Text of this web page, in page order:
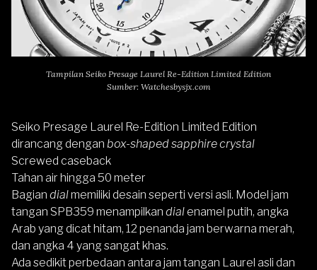
Tampilan Seiko Presage Laurel Re-Edition Limited Edition
Sumber: Watchesbysjx.com
Seiko Presage Laurel Re-Edition Limited Edition
dirancang dengan box-shaped sapphire crystal
Screwed caseback
Tahan air hingga 50 meter
Bagian dialmemiliki desain seperti versi asli. Model jam
tangan SPB359 menampilkan dialenamel putih, angka
Arab yang dicat hitam, 12 penanda jam berwarna merah,
dan angka 4 yang sangat khas.
Ada sedikit perbedaan antara jam tangan Laurel asli dan